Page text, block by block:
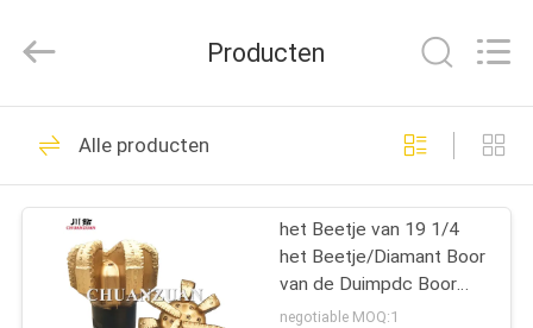
HUIS
PRODUCTEN
ONGEVEER
Leverancier.
Copyright
-
tcitriconebit.com.
Reserved.
Tricone beetje van
TCI
136
Producten
Alle producten
het Beetje van 19 1/4
het Beetje/Diamant Boor
van de Duimpdc Boor
voor Oliebron/Waterput
negotiable MOQ:1